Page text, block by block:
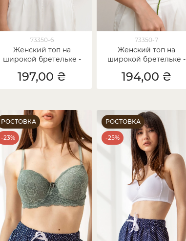
73350-6
Женский топ на
широкой бретельке -
197,00 ₴
73350-7
Женский топ на
широкой бретельке -
194,00 ₴
РОСТОВКА
-23%
РОСТОВКА
-25%